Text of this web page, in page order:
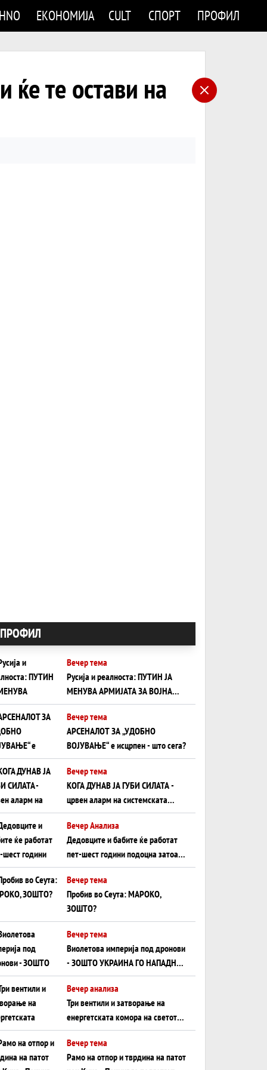
ЕКОНОМИЈА CULT СПОРТ ПРОФИЛ
те остави на
ПРОФИЛ
Вечер тема
Русија и реалноста: ПУТИН ЈА
МЕНУВА АРМИЈАТА ЗА ВОЈНА
ШТО ОСТАНУВА БЕЗ ФРОНТ
Вечер тема
АРСЕНАЛОТ ЗА „УДОБНО
ВОЈУВАЊЕ“ е исцрпен - што сега?
Вечер тема
КОГА ДУНАВ ЈА ГУБИ СИЛАТА -
црвен аларм на системската
плоча од јужна Германија до
Црното Море...
Вечер Анализа
Дедовците и бабите ќе работат
пет-шест години подоцна затоа
што НЕМААТ ВНУЦИ ДА ГИ
ЗАМЕНАТ
Вечер тема
Пробив во Сеута: МАРОКО,
ЗОШТО?
Вечер тема
Виолетова империја под дронови
- ЗОШТО УКРАИНА ГО НАПАДНА
РУСКИОТ WILDBERRIES
Вечер анализа
Три вентили и затворање на
енергетската комора на светот:
Нападот во Суец најавува
глобален енергетски инфаркт?
Вечер тема
Рамо на отпор и тврдина на патот